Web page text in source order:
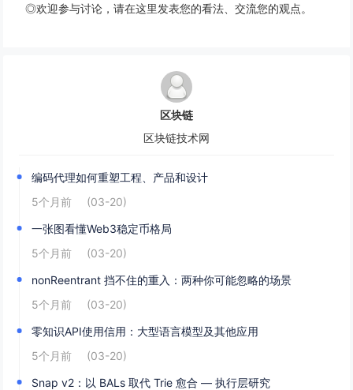
◎欢迎参与讨论，请在这里发表您的看法、交流您的观点。
区块链
区块链技术网
编码代理如何重塑工程、产品和设计
5个月前
(03-20)
一张图看懂Web3稳定币格局
5个月前
(03-20)
nonReentrant 挡不住的重入：两种你可能忽略的场景
5个月前
(03-20)
零知识API使用信用：大型语言模型及其他应用
5个月前
(03-20)
Snap v2：以 BALs 取代 Trie 愈合 — 执行层研究